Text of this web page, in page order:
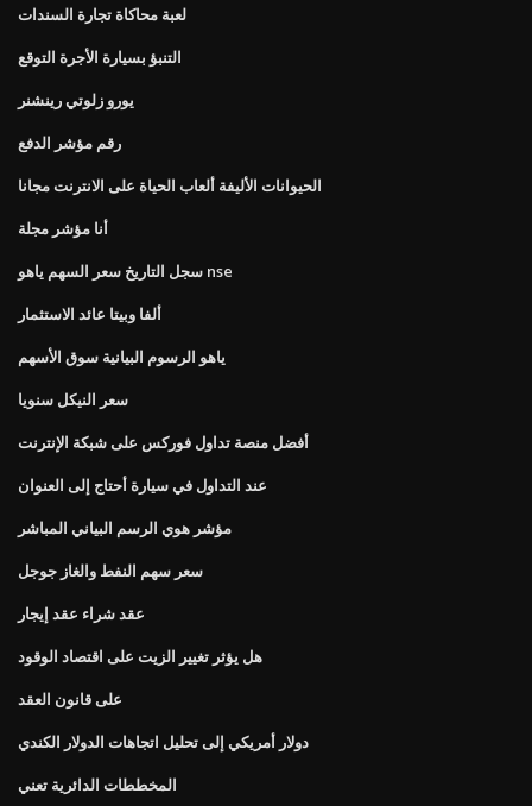
لعبة محاكاة تجارة السندات
التنبؤ بسيارة الأجرة التوقع
يورو زلوتي رينشنر
رقم مؤشر الدفع
الحيوانات الأليفة ألعاب الحياة على الانترنت مجانا
أنا مؤشر مجلة
سجل التاريخ سعر السهم ياهو nse
ألفا وبيتا عائد الاستثمار
ياهو الرسوم البيانية سوق الأسهم
سعر النيكل سنويا
أفضل منصة تداول فوركس على شبكة الإنترنت
عند التداول في سيارة أحتاج إلى العنوان
مؤشر هوي الرسم البياني المباشر
سعر سهم النفط والغاز جوجل
عقد شراء عقد إيجار
هل يؤثر تغيير الزيت على اقتصاد الوقود
على قانون العقد
دولار أمريكي إلى تحليل اتجاهات الدولار الكندي
المخططات الدائرية تعني